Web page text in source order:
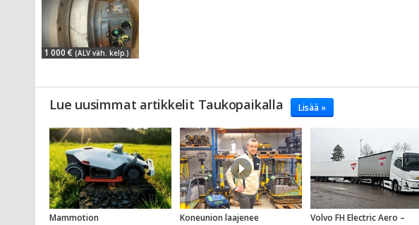
1 000 € (ALV väh. kelp.)
Lue uusimmat artikkelit Taukopaikalla Lisää »
Mammotion
Koneunion laajenee
Volvo FH Electric Aero –